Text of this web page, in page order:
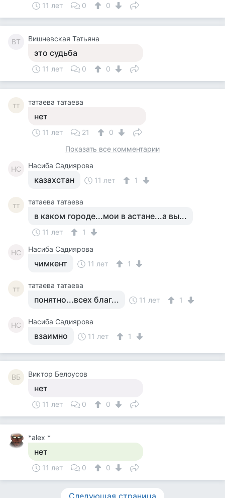
11 лет 0 0
ВТ Вишневская Татьяна
это судьба
11 лет 0 0
тт татаева татаева
нет
11 лет 21
0
Показать все комментарии
НС Насиба Садиярова
казахстан 11 лет 1
тт татаева татаева
в каком городе...мои в астане...а вы...
11 лет 1
НС Насиба Садиярова
чимкент 11 лет 1
тт татаева татаева
понятно...всех благ... 11 лет 1
НС Насиба Садиярова
взаимно 11 лет 1
ВБ Виктор Белоусов
нет
11 лет 0 0
*alex *
нет
11 лет 0 0
Следующая страница